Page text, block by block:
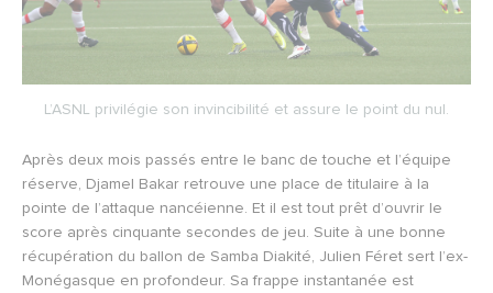
L’ASNL privilégie son invincibilité et assure le point du nul.
Après deux mois passés entre le banc de touche et l’équipe
réserve, Djamel Bakar retrouve une place de titulaire à la
pointe de l’attaque nancéienne. Et il est tout prêt d’ouvrir le
score après cinquante secondes de jeu. Suite à une bonne
récupération du ballon de Samba Diakité, Julien Féret sert l’ex-
Monégasque en profondeur. Sa frappe instantanée est